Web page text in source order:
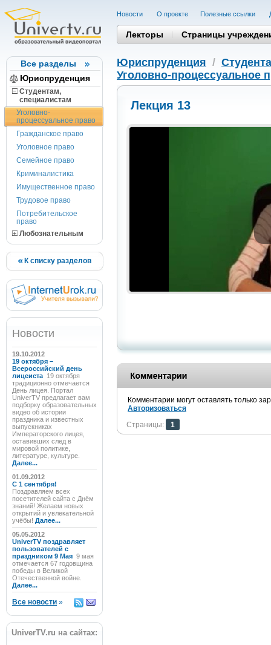
Все разделы
Юриспруденция
Студентам,
cпециалистам
Уголовно-
процессуальное право
Гражданское право
Уголовное право
Семейное право
Криминалистика
Имущественное право
Трудовое право
Потребительское
право
Любознательным
К списку разделов
Новости
19.10.2012
19 октября –
Всероссийский день
лицеиста 19 октября
традиционно отмечается
День лицея. Портал
UniverTV предлагает вам
подборку образовательных
видео об истории
праздника и известных
выпускниках
Императорского лицея,
оставивших след в
мировой политике,
литературе, культуре.
Далее...
01.09.2012
C 1 сентября!
Поздравляем всех
посетителей сайта с Днём
знаний! Желаем новых
открытий и увлекательной
учёбы! Далее...
05.05.2012
UniverTV поздравляет
пользователей с
праздником 9 Мая 9 мая
отмечается 67 годовщина
победы в Великой
Отечественной войне.
Далее...
Все новости »
UniverTV.ru на сайтах:
Новости О проекте Полезные cсылки
Лекторы Страницы
Юриспруденция /
Уголовно-процессуальное
Лекция 13
Комментарии могут оставлять только
Авторизоваться
Страницы:
1